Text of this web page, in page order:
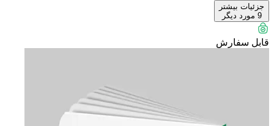
جزئیات بیشتر
9 مورد دیگر
قابل سفارش